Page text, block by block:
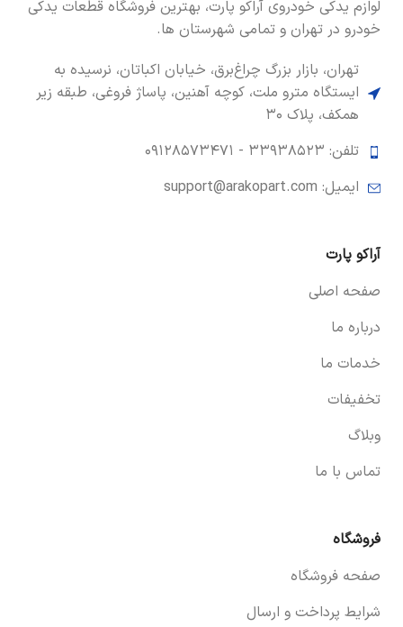
لوازم یدکی خودروی آراکو پارت، بهترین فروشگاه قطعات یدکی
خودرو در تهران و تمامی شهرستان ها.
تهران، بازار بزرگ چراغ‌برق، خیابان اکباتان، نرسیده به
ایستگاه مترو ملت، کوچه آهنین، پاساژ فروغی، طبقه زیر
همکف، پلاک ۳۰
تلفن: ۳۳۹۳۸۵۲۳ -
۰۹۱۲۸۵۷۳۴۷۱
ایمیل: support@arakopart.com
آراکو پارت
صفحه اصلی
درباره ما
خدمات ما
تخفیفات
وبلاگ
تماس با ما
فروشگاه
صفحه فروشگاه
شرایط پرداخت و ارسال